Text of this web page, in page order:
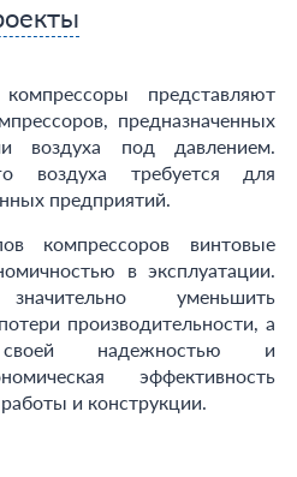
представляют
предназначенных
воздуха под давлением.
воздуха требуется для
предприятий.
компрессоров винтовые
в эксплуатации.
уменьшить
производительности, а
надежностью и
эффективность
и конструкции.